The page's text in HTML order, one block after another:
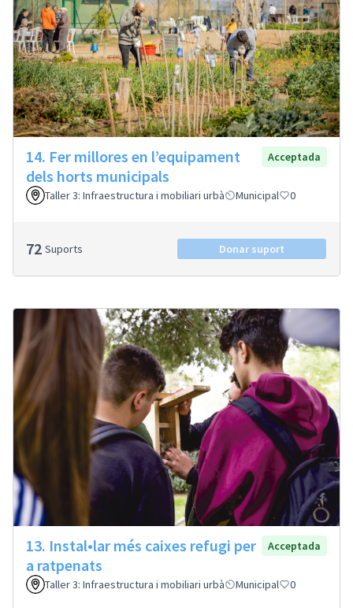
14. Fer millores en l’equipament
dels horts municipals
Acceptada
Taller 3: Infraestructura i mobiliari urbà Municipal 0
72 Suports Donar suport
13. Instal•lar més caixes refugi per
a ratpenats
Acceptada
Taller 3: Infraestructura i mobiliari urbà Municipal 0